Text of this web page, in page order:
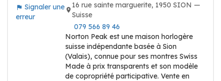
Signaler une
erreur
16 rue sainte marguerite, 1950 SION —
Suisse
079 566 89 46
Norton Peak est une maison horlogère
suisse indépendante basée à Sion
(Valais), connue pour ses montres Swiss
Made à prix transparents et son modèle
de copropriété participative. Vente en